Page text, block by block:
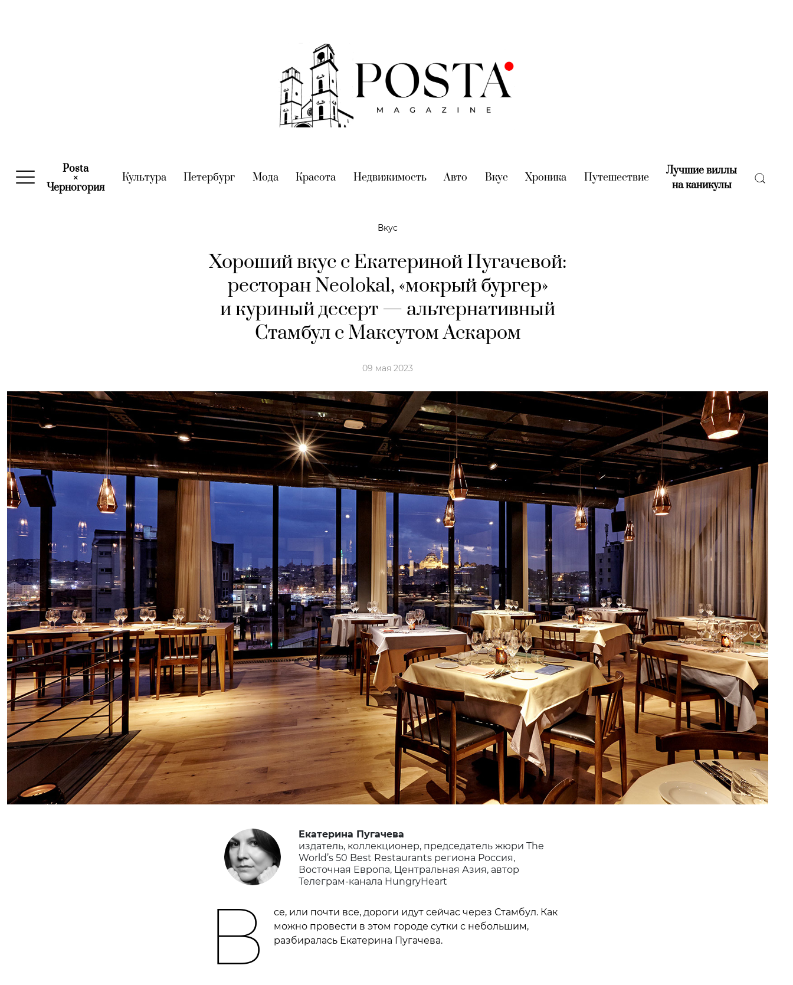
Posta
×
Черногория(current)
Культура(current)
Петербург (current)
Мода(current)
Красота (current)
Недвижимость(current)
Авто (current)
Вкус (current)
Хроника (current)
Путешествие(current)
Лучшие виллы
на каникулы(current)
Вкус
Хороший вкус с Екатериной Пугачевой:
ресторан Neolokal, «мокрый бургер»
и куриный десерт — альтернативный
Стамбул с Максутом Аскаром
09 мая 2023
Екатерина Пугачева
издатель, коллекционер, председатель жюри The
World’s 50 Best Restaurants региона Россия,
Восточная Европа, Центральная Азия, автор
Телеграм-канала HungryHeart
В
се, или почти все, дороги идут сейчас через Стамбул. Как
можно провести в этом городе сутки с небольшим,
разбиралась Екатерина Пугачева.